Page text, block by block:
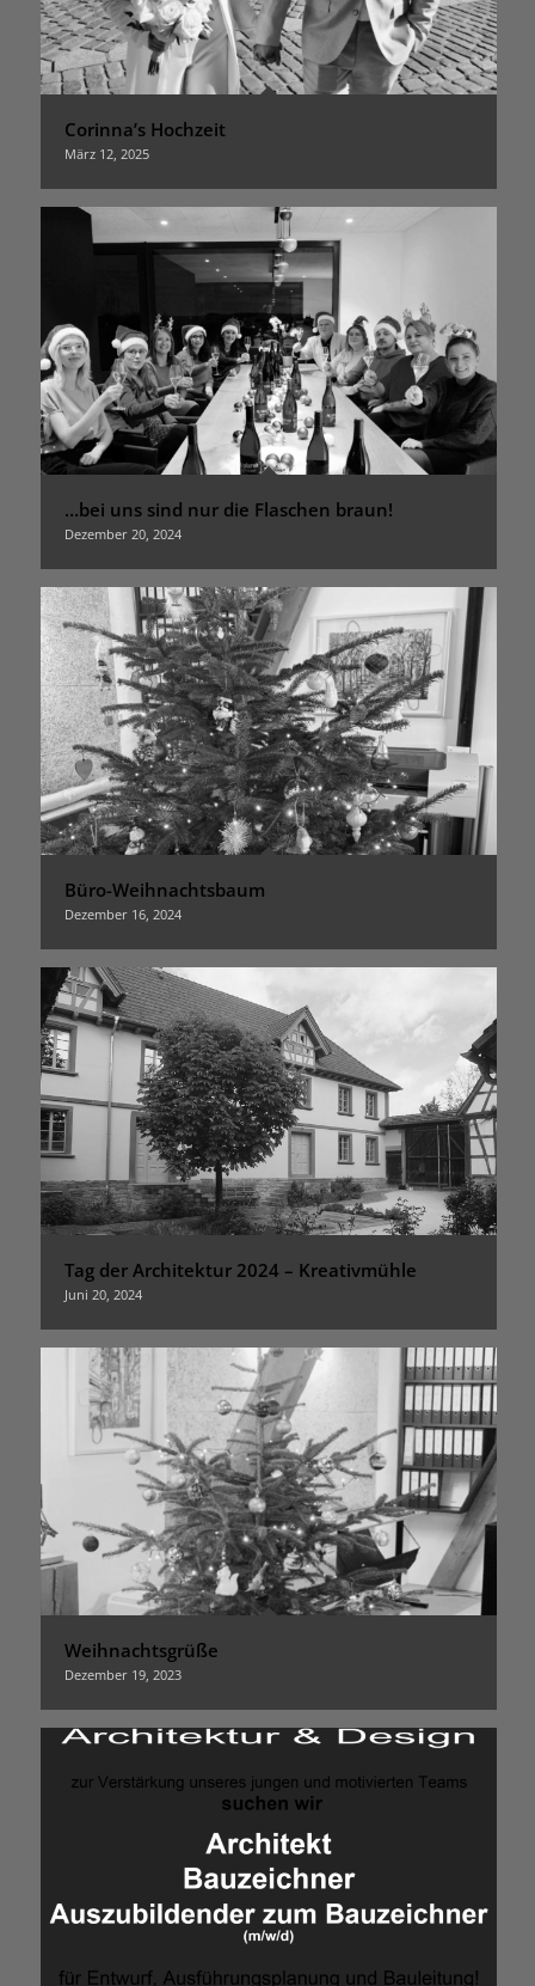
Corinna’s Hochzeit
März 12, 2025
…bei uns sind nur die Flaschen braun!
Dezember 20, 2024
Büro-Weihnachtsbaum
Dezember 16, 2024
Tag der Architektur 2024 – Kreativmühle
Juni 20, 2024
Weihnachtsgrüße
Dezember 19, 2023